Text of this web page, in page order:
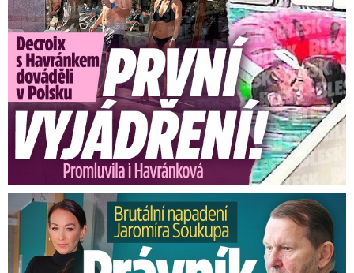
s úhrnem čtyři milimetry.
Dlouhodobá průměrná teplota pro následující
čtyři týdny je šest stupňů Celsia.Nejtepleji bylo
v roce 1974 s průměrem 9,5 stupně Celsia, zatím
nejnižší průměr 1,2 stupně zaznamenali
meteorologové v roce 2013.
V Česku se ukáže pravé jaro,
teploty vyšplhají na 20 °C. Pak se
vrátí sníh,…
Brutální napadení Soukupa. Právník Agáty promluvil